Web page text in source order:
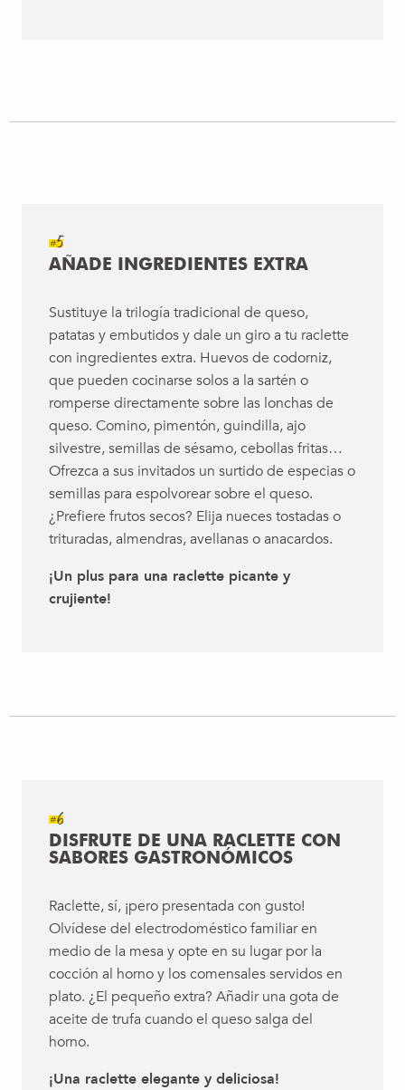
#5
AÑADE INGREDIENTES EXTRA
Sustituye la trilogía tradicional de queso,
patatas y embutidos y dale un giro a tu raclette
con ingredientes extra. Huevos de codorniz,
que pueden cocinarse solos a la sartén o
romperse directamente sobre las lonchas de
queso. Comino, pimentón, guindilla, ajo
silvestre, semillas de sésamo, cebollas fritas…
Ofrezca a sus invitados un surtido de especias o
semillas para espolvorear sobre el queso.
¿Prefiere frutos secos? Elija nueces tostadas o
trituradas, almendras, avellanas o anacardos.
¡Un plus para una raclette picante y
crujiente!
#6
DISFRUTE DE UNA RACLETTE CON
SABORES GASTRONÓMICOS
Raclette, sí, ¡pero presentada con gusto!
Olvídese del electrodoméstico familiar en
medio de la mesa y opte en su lugar por la
cocción al horno y los comensales servidos en
plato. ¿El pequeño extra? Añadir una gota de
aceite de trufa cuando el queso salga del
horno.
¡Una raclette elegante y deliciosa!